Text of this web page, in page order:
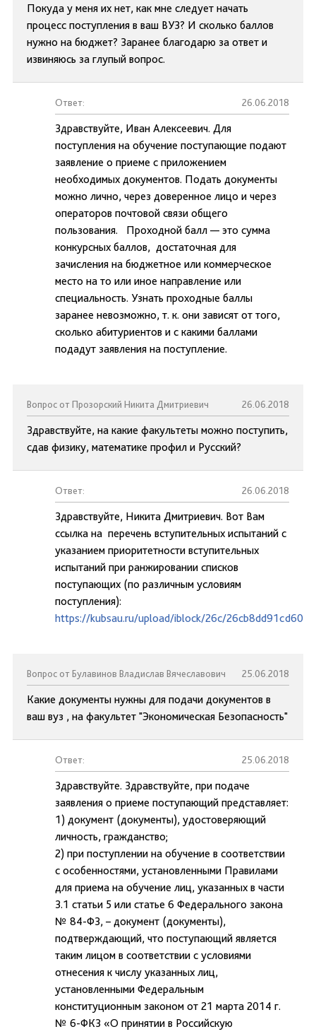
Покуда у меня их нет, как мне следует начать
процесс поступления в ваш ВУЗ? И сколько баллов
нужно на бюджет? Заранее благодарю за ответ и
извиняюсь за глупый вопрос.
Ответ: 26.06.2018
Здравствуйте, Иван Алексеевич. Для
поступления на обучение поступающие подают
заявление о приеме с приложением
необходимых документов. Подать документы
можно лично, через доверенное лицо и через
операторов почтовой связи общего
пользования. Проходной балл — это сумма
конкурсных баллов, достаточная для
зачисления на бюджетное или коммерческое
место на то или иное направление или
специальность. Узнать проходные баллы
заранее невозможно, т. к. они зависят от того,
сколько абитуриентов и с какими баллами
подадут заявления на поступление.
Вопрос от Прозорский Никита Дмитриевич 26.06.2018
Здравствуйте, на какие факультеты можно поступить,
сдав физику, математике профил и Русский?
Ответ: 26.06.2018
Здравствуйте, Никита Дмитриевич. Вот Вам
ссылка на перечень вступительных испытаний с
указанием приоритетности вступительных
испытаний при ранжировании списков
поступающих (по различным условиям
поступления):
https://kubsau.ru/upload/iblock/26c/
Вопрос от Булавинов Владислав Вячеславович 25.06.2018
Какие документы нужны для подачи документов в
ваш вуз , на факультет "Экономическая Безопасность"
Ответ: 25.06.2018
Здравствуйте. Здравствуйте, при подаче
заявления о приеме поступающий представляет:
1) документ (документы), удостоверяющий
личность, гражданство;
2) при поступлении на обучение в соответствии
с особенностями, установленными Правилами
для приема на обучение лиц, указанных в части
3.1 статьи 5 или статье 6 Федерального закона
№ 84-ФЗ, – документ (документы),
подтверждающий, что поступающий является
таким лицом в соответствии с условиями
отнесения к числу указанных лиц,
установленными Федеральным
конституционным законом от 21 марта 2014 г.
№ 6-ФКЗ «О принятии в Российскую